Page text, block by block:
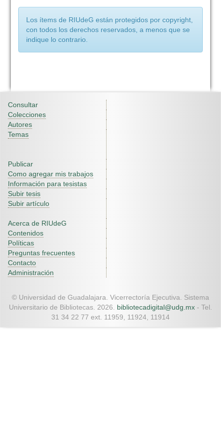
Los ítems de RIUdeG están protegidos por copyright,
con todos los derechos reservados, a menos que se
indique lo contrario.
Consultar
Colecciones
Autores
Temas
Publicar
Como agregar mis trabajos
Información para tesistas
Subir tesis
Subir artículo
Acerca de RIUdeG
Contenidos
Políticas
Preguntas frecuentes
Contacto
Administración
© Universidad de Guadalajara. Vicerrectoría Ejecutiva. Sistema
Universitario de Bibliotecas. 2026. bibliotecadigital@udg.mx - Tel.
31 34 22 77 ext. 11959, 11924, 11914